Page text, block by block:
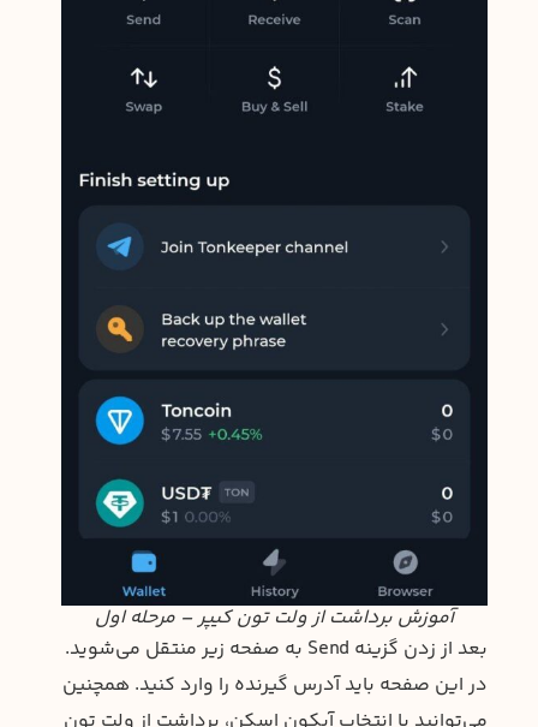
آموزش برداشت از ولت تون کیپر – مرحله اول
بعد از زدن گزینه Send به صفحه زیر منتقل می‌شوید.
در این صفحه باید آدرس گیرنده را وارد کنید. همچنین